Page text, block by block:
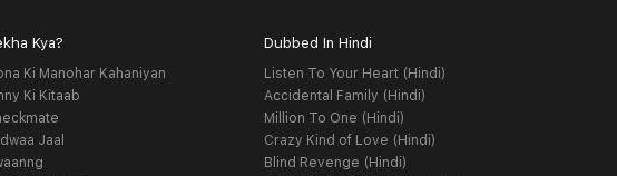
Kya?
Ki Manohar Kahaniyan
Ki Kitaab
Jaal
Dubbed In Hindi
Listen To Your Heart (Hindi)
Accidental Family (Hindi)
Million To One (Hindi)
Crazy Kind of Love (Hindi)
Blind Revenge (Hindi)